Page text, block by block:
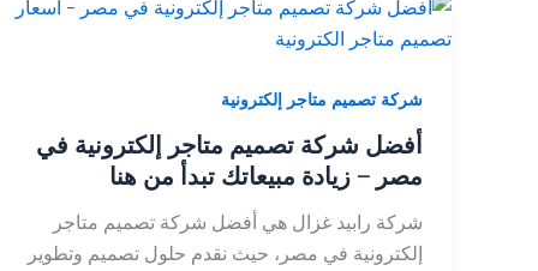
شركة تصميم متاجر إلكترونية
أفضل شركة تصميم متاجر إلكترونية في
مصر – زيادة مبيعاتك تبدأ من هنا
شركة رابيد غزال هي أفضل شركة تصميم متاجر
إلكترونية في مصر، حيث نقدم حلول تصميم وتطوير